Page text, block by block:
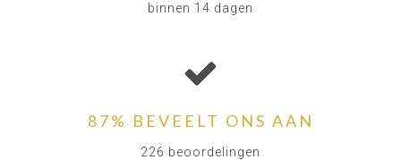
binnen 14 dagen
87% BEVEELT ONS AAN
226 beoordelingen